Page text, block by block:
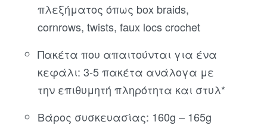
πλεξήματος όπως box braids,
cornrows, twists, faux locs crochet
Πακέτα που απαιτούνται για ένα
κεφάλι: 3-5 πακέτα ανάλογα με
την επιθυμητή πληρότητα και στυλ*
Βάρος συσκευασίας: 160g – 165g